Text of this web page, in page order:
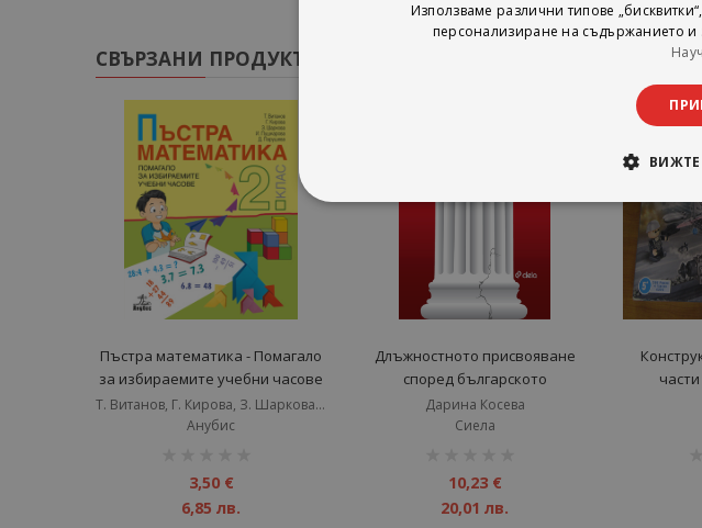
СВЪРЗАНИ ПРОДУКТИ
Пъстра математика - Помагало
за избираемите учебни часове
за 2. клас - старо издание
Т. Витанов, Г. Кирова, З. Шаркова, И. Пушкарова, Д. Парушева
Анубис
3,50 €
6,85 лв.
Длъжностното присвояване
според българското
наказателно право - старо
издание
Дарина Косева
Сиела
10,23 €
20,01 лв.
Използваме различни типове
персонализиране на съдържанието и